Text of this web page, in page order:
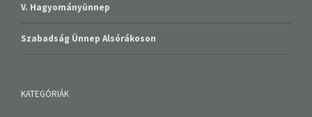
V. Hagyományünnep
Szabadság Ünnep Alsórákoson
KATEGÓRIÁK